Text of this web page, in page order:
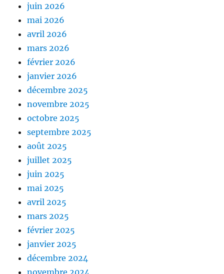
juin 2026
mai 2026
avril 2026
mars 2026
février 2026
janvier 2026
décembre 2025
novembre 2025
octobre 2025
septembre 2025
août 2025
juillet 2025
juin 2025
mai 2025
avril 2025
mars 2025
février 2025
janvier 2025
décembre 2024
novembre 2024